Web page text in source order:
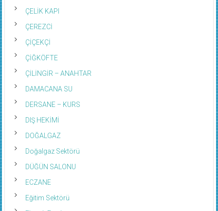
ÇELİK KAPI
ÇEREZCİ
ÇİÇEKÇİ
ÇİĞKÖFTE
ÇİLİNGİR – ANAHTAR
DAMACANA SU
DERSANE – KURS
DIŞ HEKİMİ
DOĞALGAZ
Doğalgaz Sektörü
DÜĞÜN SALONU
ECZANE
Eğitim Sektörü